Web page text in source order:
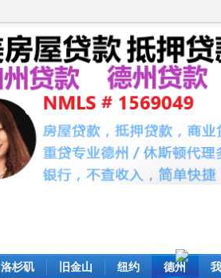
洛杉矶 旧金山 纽约 德州